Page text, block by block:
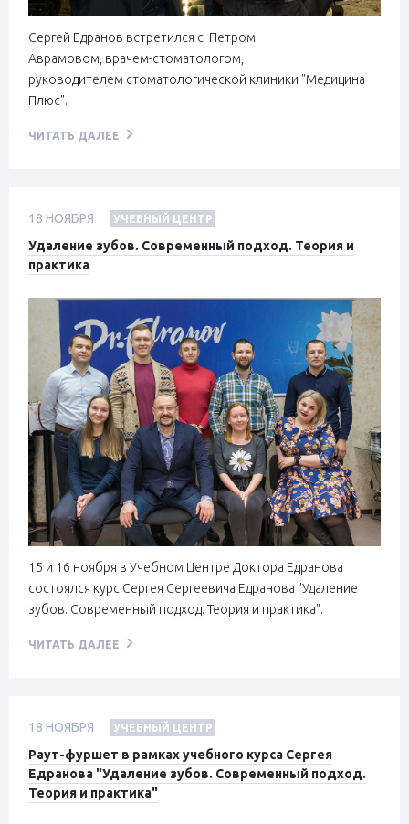
Сергей Едранов встретился с Петром
Аврамовом, врачем-стоматологом,
руководителем стоматологической клиники "Медицина
Плюс".
ЧИТАТЬ ДАЛЕЕ
18 НОЯБРЯ УЧЕБНЫЙ ЦЕНТР
Удаление зубов. Современный подход. Теория и
практика
15 и 16 ноября в Учебном Центре Доктора Едранова
состоялся курс Сергея Сергеевича Едранова "Удаление
зубов. Современный подход. Теория и практика".
ЧИТАТЬ ДАЛЕЕ
18 НОЯБРЯ УЧЕБНЫЙ ЦЕНТР
Раут-фуршет в рамках учебного курса Сергея
Едранова "Удаление зубов. Современный подход.
Теория и практика"